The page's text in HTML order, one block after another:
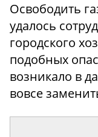
Освободить
удалось
городского
подобных
возникало в
вовсе